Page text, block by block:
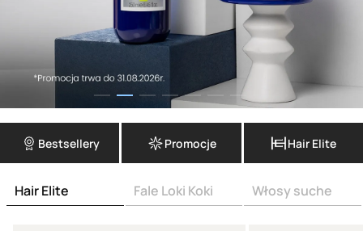
Bestsellery Promocje Hair Elite
Hair Elite Fale Loki Koki Włosy suche